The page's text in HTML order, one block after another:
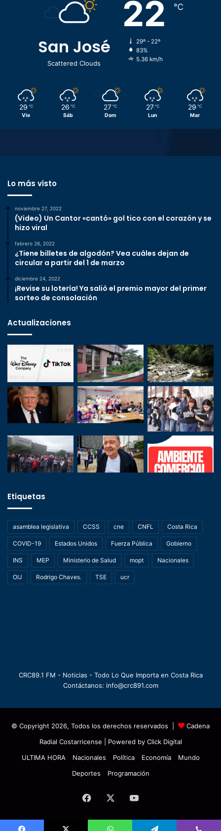
San José
Scattered Clouds
22 ℃
29º - 22º
83%
5.36 km/h
29 ℃
Vie
26 ℃
Sáb
27 ℃
Dom
27 ℃
Lun
29 ℃
Mar
Lo más visto
noviembre 27, 2022
(Video) Un Cantor «cantó» gol tico con el corazón y se
hizo viral
febrero 26, 2022
¿Tiene billetes de algodón? Vea cuáles dejan de
circular a partir del 1 de marzo
diciembre 24, 2022
¡Revise su lotería! Ya salió el premio mayor del primer
sorteo de consolación
Actualizaciones
Etiquetas
asamblea legislativa CCSS cne CNFL Costa Rica
COVID-19 Estados Unidos Fuerza Pública Gobierno
INS MEP Ministerio de Salud mopt Nacionales
OIJ Rodrigo Chaves. TSE ucr
CRC89.1 FM - Noticias - Todo Lo Que Importa en Costa Rica
Contáctanos: info@crc891.com
© Copyright 2026, Todos los derechos reservados |
Cadena
Radial Costarricense | Powered by Click Digital
ULTIMA HORA
Nacionales Política Economía
Mundo
Deportes
Programación
Facebook YouTube